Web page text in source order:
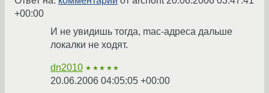
+00:00
И не увидишь тогда, mac-адреса дальше
локалки не ходят.
dn2010 ★★★★★
20.06.2006 04:05:05 +00:00